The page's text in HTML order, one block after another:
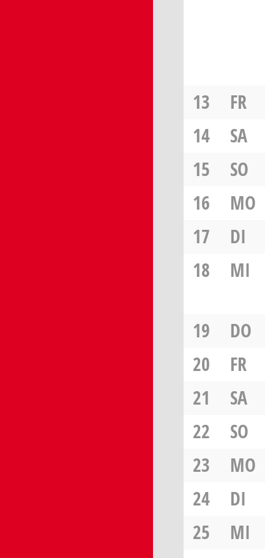
13
FR
14
SA
15
SO
16
MO
17
DI
18
MI
19
DO
20
FR
21
SA
22
SO
23
MO
24
DI
25
MI